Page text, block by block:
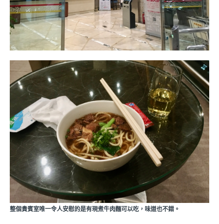
整個貴賓室唯一令人安慰的是有現煮牛肉麵可以吃，味道也不錯。